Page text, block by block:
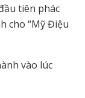
tiên phác
cho “Mỹ Điệu
vào lúc